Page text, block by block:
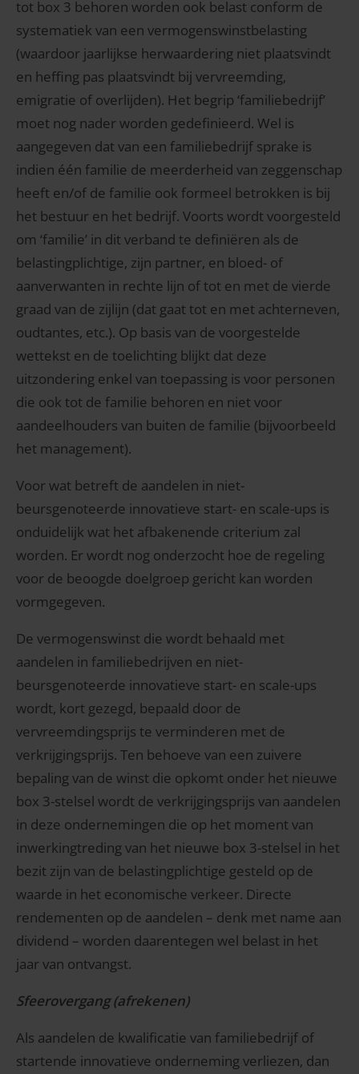
tot box 3 behoren worden ook belast conform de
systematiek van een vermogenswinstbelasting
(waardoor jaarlijkse herwaardering niet plaatsvindt
en heffing pas plaatsvindt bij vervreemding,
emigratie of overlijden). Het begrip ‘familiebedrijf’
moet nog nader worden gedefinieerd. Wel is
aangegeven dat van een familiebedrijf sprake is
indien één familie de meerderheid van zeggenschap
heeft en/of de familie ook formeel betrokken is bij
het bestuur en het bedrijf. Voorts wordt voorgesteld
om ‘familie’ in dit verband te definiëren als de
belastingplichtige, zijn partner, en bloed- of
aanverwanten in rechte lijn of tot en met de vierde
graad van de zijlijn (dat gaat tot en met achterneven,
oudtantes, etc.). Op basis van de voorgestelde
wettekst en de toelichting blijkt dat deze
uitzondering enkel van toepassing is voor personen
die ook tot de familie behoren en niet voor
aandeelhouders van buiten de familie (bijvoorbeeld
het management).
Voor wat betreft de aandelen in niet-
beursgenoteerde innovatieve start- en scale-ups is
onduidelijk wat het afbakenende criterium zal
worden. Er wordt nog onderzocht hoe de regeling
voor de beoogde doelgroep gericht kan worden
vormgegeven.
De vermogenswinst die wordt behaald met
aandelen in familiebedrijven en niet-
beursgenoteerde innovatieve start- en scale-ups
wordt, kort gezegd, bepaald door de
vervreemdingsprijs te verminderen met de
verkrijgingsprijs. Ten behoeve van een zuivere
bepaling van de winst die opkomt onder het nieuwe
box 3-stelsel wordt de verkrijgingsprijs van aandelen
in deze ondernemingen die op het moment van
inwerkingtreding van het nieuwe box 3-stelsel in het
bezit zijn van de belastingplichtige gesteld op de
waarde in het economische verkeer. Directe
rendementen op de aandelen – denk met name aan
dividend – worden daarentegen wel belast in het
jaar van ontvangst.
Sfeerovergang (afrekenen)
Als aandelen de kwalificatie van familiebedrijf of
startende innovatieve onderneming verliezen, dan